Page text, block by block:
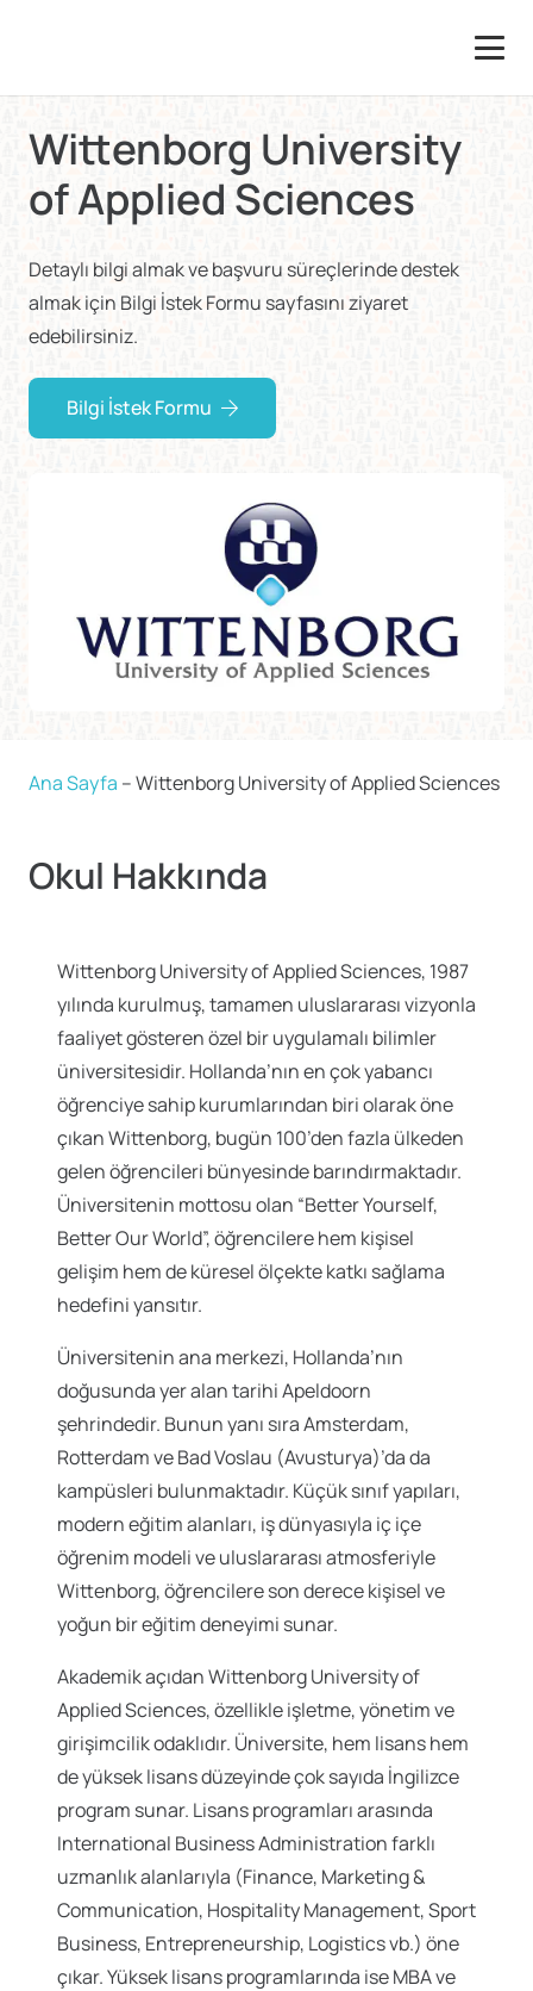
Wittenborg University
of Applied Sciences
Detaylı bilgi almak ve başvuru süreçlerinde destek
almak için Bilgi İstek Formu sayfasını ziyaret
edebilirsiniz.
Bilgi İstek Formu
Ana Sayfa –Wittenborg University of Applied Sciences
Okul Hakkında
Wittenborg University of Applied Sciences, 1987
yılında kurulmuş, tamamen uluslararası vizyonla
faaliyet gösteren özel bir uygulamalı bilimler
üniversitesidir. Hollanda’nın en çok yabancı
öğrenciye sahip kurumlarından biri olarak öne
çıkan Wittenborg, bugün 100’den fazla ülkeden
gelen öğrencileri bünyesinde barındırmaktadır.
Üniversitenin mottosu olan “Better Yourself,
Better Our World”, öğrencilere hem kişisel
gelişim hem de küresel ölçekte katkı sağlama
hedefini yansıtır.
Üniversitenin ana merkezi, Hollanda’nın
doğusunda yer alan tarihi Apeldoorn
şehrindedir. Bunun yanı sıra Amsterdam,
Rotterdam ve Bad Voslau (Avusturya)’da da
kampüsleri bulunmaktadır. Küçük sınıf yapıları,
modern eğitim alanları, iş dünyasıyla iç içe
öğrenim modeli ve uluslararası atmosferiyle
Wittenborg, öğrencilere son derece kişisel ve
yoğun bir eğitim deneyimi sunar.
Akademik açıdan Wittenborg University of
Applied Sciences, özellikle işletme, yönetim ve
girişimcilik odaklıdır. Üniversite, hem lisans hem
de yüksek lisans düzeyinde çok sayıda İngilizce
program sunar. Lisans programları arasında
International Business Administration farklı
uzmanlık alanlarıyla (Finance, Marketing &
Communication, Hospitality Management, Sport
Business, Entrepreneurship, Logistics vb.) öne
çıkar. Yüksek lisans programlarında ise MBA ve